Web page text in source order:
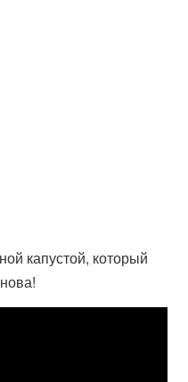
капустой, который